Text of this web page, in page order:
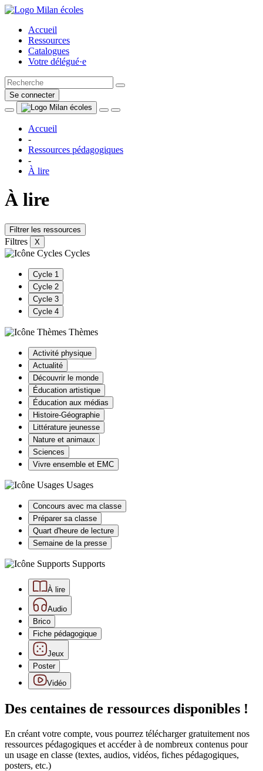
Accueil
Ressources
Catalogues
Votre délégué·e
Se connecter
Accueil
-
Ressources pédagogiques
-
À lire
À lire
Filtrer les ressources
Filtres X
Cycles
Cycle 1
Cycle 2
Cycle 3
Cycle 4
Thèmes
Activité physique
Actualité
Découvrir le monde
Éducation artistique
Éducation aux médias
Histoire-Géographie
Littérature jeunesse
Nature et animaux
Sciences
Vivre ensemble et EMC
Usages
Concours avec ma classe
Préparer sa classe
Quart d'heure de lecture
Semaine de la presse
Supports
À lire
Audio
Brico
Fiche pédagogique
Jeux
Poster
Vidéo
Des centaines de ressources disponibles !
En créant votre compte, vous pourrez télécharger gratuitement nos
ressources pédagogiques et accéder à de nombreux contenus pour
un usage en classe (textes, audios, vidéos, fiches pédagogiques,
posters, etc.)